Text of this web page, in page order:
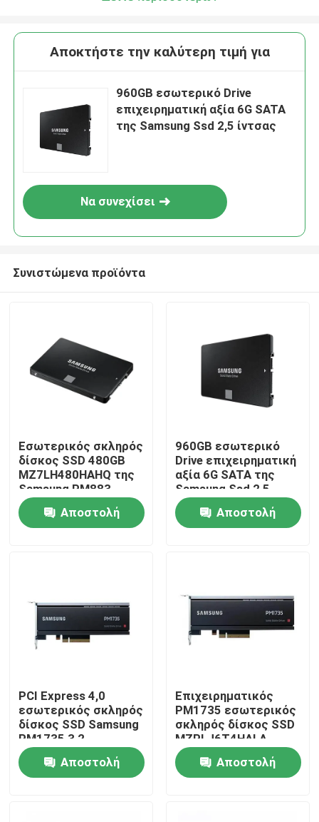
Προϊόντα
Σχετικά με εμάς
Επικοινωνήστε μαζί μας
Υποθέσεις
VR Show
Αποκτήστε την καλύτερη τιμή για
960GB εσωτερικό Drive
επιχειρηματική αξία 6G SATA
της Samsung Ssd 2,5 ίντσας
Να συνεχίσει
Συνιστώμενα προϊόντα
Εσωτερικός σκληρός
δίσκος SSD 480GB
MZ7LH480HAHQ της
Samsung PM883
Αποστολή
960GB εσωτερικό
Drive επιχειρηματική
αξία 6G SATA της
Samsung Ssd 2,5
ίντσας
Αποστολή
PCI Express 4,0
εσωτερικός σκληρός
δίσκος SSD Samsung
PM1735 3,2
φυματίωση X8 V5
Αποστολή
Επιχειρηματικός
PM1735 εσωτερικός
σκληρός δίσκος SSD
MZPLJ6T4HALA-
00007 6.4TB SSD
Nvme
Αποστολή